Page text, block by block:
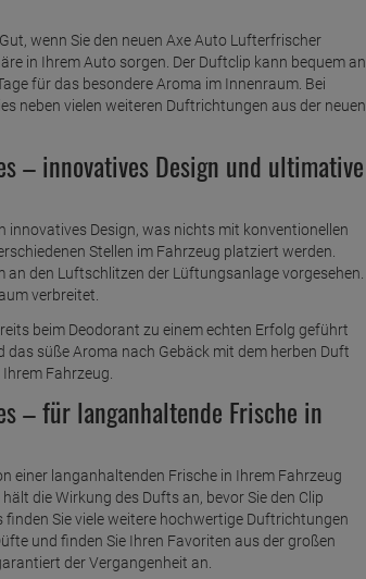
wenn Sie den neuen Axe Auto Lufterfrischer
in Ihrem Auto sorgen. Der Duftclip kann bequem an
für das besondere Aroma im Innenraum. Bei
neben vielen weiteren Duftrichtungen aus der neuen
– innovatives Design und ultimative
innovatives Design, was nichts mit konventionellen
Stellen im Fahrzeug platziert werden.
den Luftschlitzen der Lüftungsanlage vorgesehen.
verbreitet.
beim Deodorant zu einem echten Erfolg geführt
süße Aroma nach Gebäck mit dem herben Duft
Fahrzeug.
– für langanhaltende Frische in
einer langanhaltenden Frische in Ihrem Fahrzeug
die Wirkung des Dufts an, bevor Sie den Clip
Sie viele weitere hochwertige Duftrichtungen
und finden Sie Ihren Favoriten aus der großen
der Vergangenheit an.